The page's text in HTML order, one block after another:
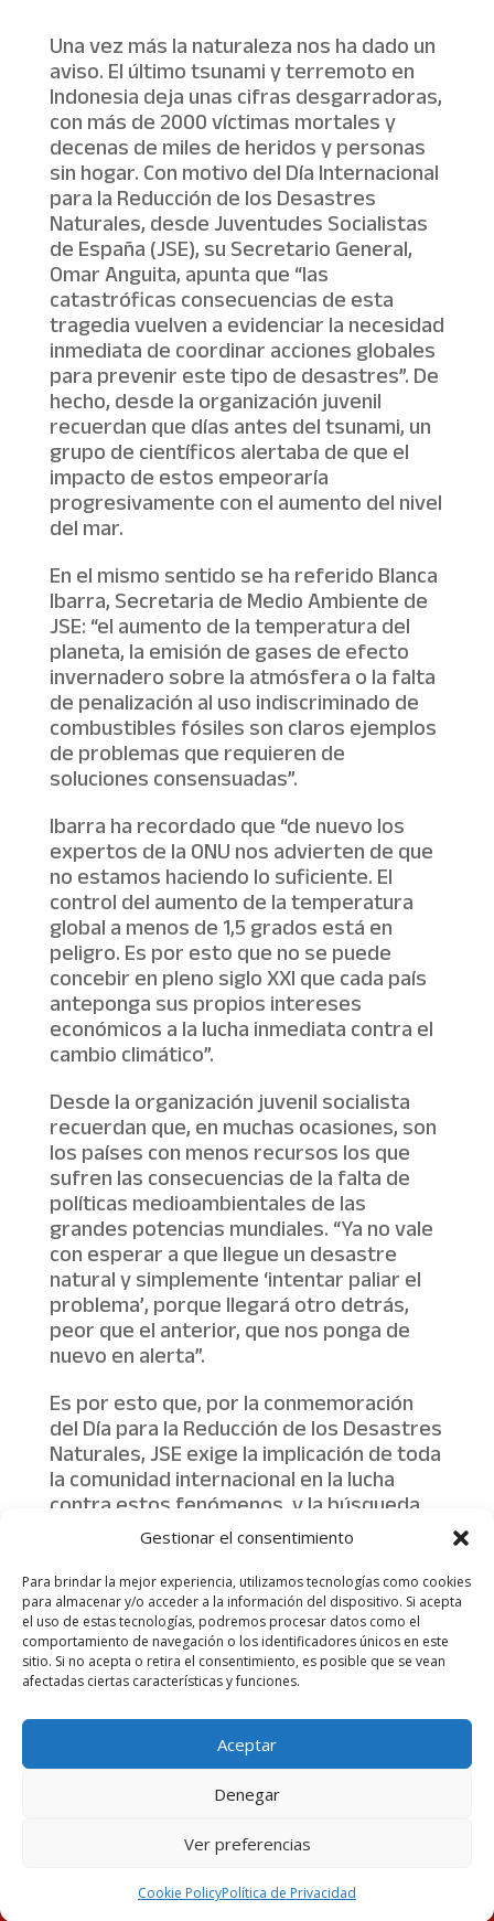
Gestionar el consentimiento
Para brindar la mejor experiencia, utilizamos tecnologías como cookies
para almacenar y/o acceder a la información del dispositivo. Si acepta
el uso de estas tecnologías, podremos procesar datos como el
comportamiento de navegación o los identificadores únicos en este
sitio. Si no acepta o retira el consentimiento, es posible que se vean
afectadas ciertas características y funciones.
Aceptar
Denegar
Ver preferencias
Cookie PolicyPolítica de Privacidad
Una vez más la naturaleza nos ha dado un
aviso. El último tsunami y terremoto en
Indonesia deja unas cifras desgarradoras,
con más de 2000 víctimas mortales y
decenas de miles de heridos y personas
sin hogar. Con motivo del Día Internacional
para la Reducción de los Desastres
Naturales, desde Juventudes Socialistas
de España (JSE), su Secretario General,
Omar Anguita, apunta que “las
catastróficas consecuencias de esta
tragedia vuelven a evidenciar la necesidad
inmediata de coordinar acciones globales
para prevenir este tipo de desastres”. De
hecho, desde la organización juvenil
recuerdan que días antes del tsunami, un
grupo de científicos alertaba de que el
impacto de estos empeoraría
progresivamente con el aumento del nivel
del mar.
En el mismo sentido se ha referido Blanca
Ibarra, Secretaria de Medio Ambiente de
JSE: “el aumento de la temperatura del
planeta, la emisión de gases de efecto
invernadero sobre la atmósfera o la falta
de penalización al uso indiscriminado de
combustibles fósiles son claros ejemplos
de problemas que requieren de
soluciones consensuadas”.
Ibarra ha recordado que “de nuevo los
expertos de la ONU nos advierten de que
no estamos haciendo lo suficiente. El
control del aumento de la temperatura
global a menos de 1,5 grados está en
peligro. Es por esto que no se puede
concebir en pleno siglo XXI que cada país
anteponga sus propios intereses
económicos a la lucha inmediata contra el
cambio climático”.
Desde la organización juvenil socialista
recuerdan que, en muchas ocasiones, son
los países con menos recursos los que
sufren las consecuencias de la falta de
políticas medioambientales de las
grandes potencias mundiales. “Ya no vale
con esperar a que llegue un desastre
natural y simplemente ‘intentar paliar el
problema’, porque llegará otro detrás,
peor que el anterior, que nos ponga de
nuevo en alerta”.
Es por esto que, por la conmemoración
del Día para la Reducción de los Desastres
Naturales, JSE exige la implicación de toda
la comunidad internacional en la lucha
contra estos fenómenos, y la búsqueda
de consensos urgentes en materia
indispensable para ello”.
Más información sobre las cookies